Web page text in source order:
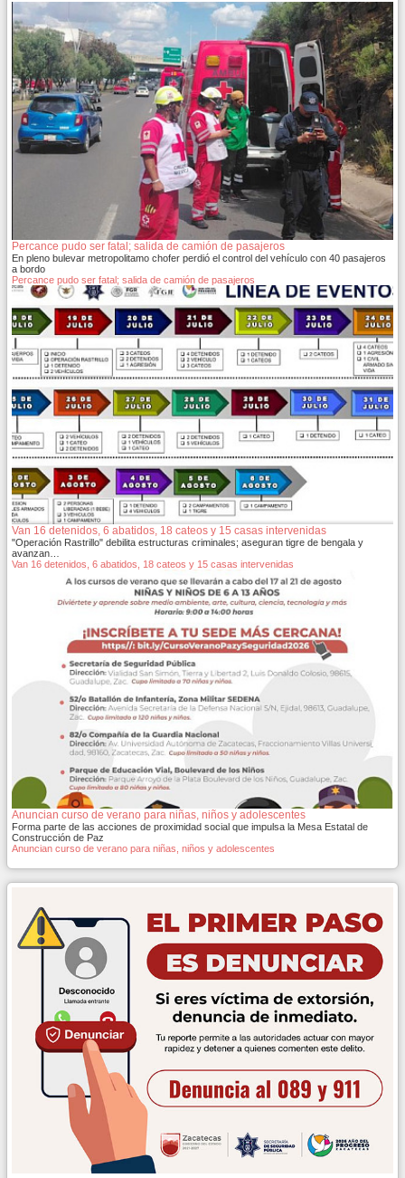
Percance pudo ser fatal; salida de camión de pasajeros
En pleno bulevar metropolitamo chofer perdió el control del vehículo con 40 pasajeros
a bordo
Percance pudo ser fatal; salida de camión de pasajeros
Van 16 detenidos, 6 abatidos, 18 cateos y 15 casas intervenidas
"Operación Rastrillo" debilita estructuras criminales; aseguran tigre de bengala y
avanzan…
Van 16 detenidos, 6 abatidos, 18 cateos y 15 casas intervenidas
Anuncian curso de verano para niñas, niños y adolescentes
Forma parte de las acciones de proximidad social que impulsa la Mesa Estatal de
Construcción de Paz
Anuncian curso de verano para niñas, niños y adolescentes